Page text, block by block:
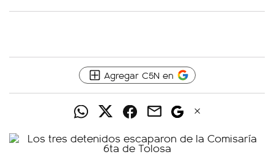
Agregar C5N en